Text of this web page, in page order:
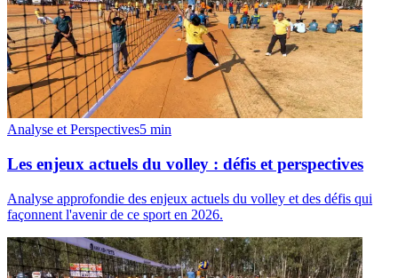
Analyse et Perspectives5 min
Les enjeux actuels du volley : défis et perspectives
Analyse approfondie des enjeux actuels du volley et des défis qui
façonnent l'avenir de ce sport en 2026.